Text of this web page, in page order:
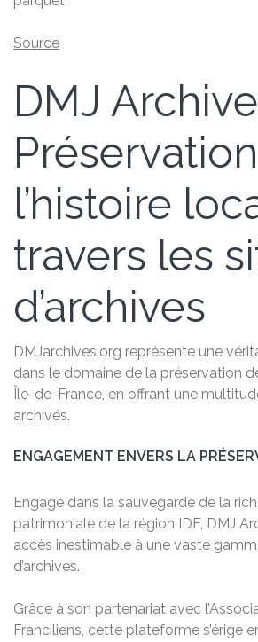
Source
DMJ
l’histoire
travers les
d’archives
DMJarchives.org représente une
dans le domaine de la préservation
Île-de-France, en offrant une
archivés.
ENGAGEMENT ENVERS LA
Engagé dans la sauvegarde de la
patrimoniale de la région IDF, DMJ
accès inestimable à une vaste
d’archives.
Grâce à son partenariat avec
Franciliens, cette plateforme s’érige